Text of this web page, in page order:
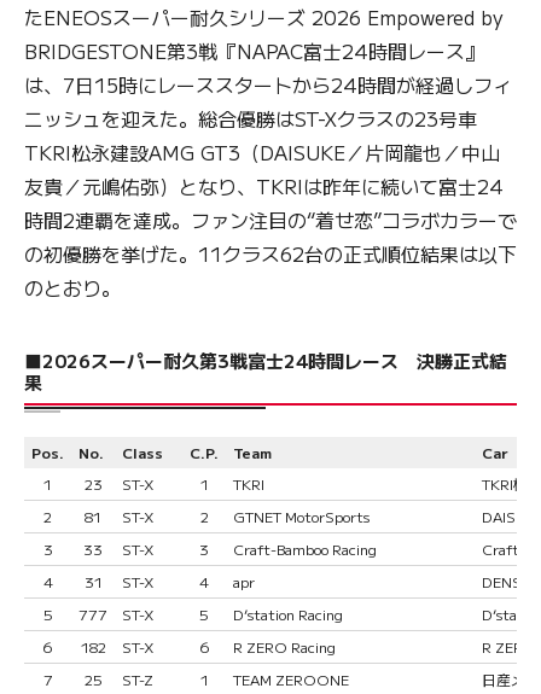
たENEOSスーパー耐久シリーズ 2026 Empowered by
BRIDGESTONE第3戦『NAPAC富士24時間レース』
は、7日15時にレーススタートから24時間が経過しフィ
ニッシュを迎えた。総合優勝はST-Xクラスの23号車
TKRI松永建設AMG GT3（DAISUKE／片岡龍也／中山
友貴／元嶋佑弥）となり、TKRIは昨年に続いて富士24
時間2連覇を達成。ファン注目の“着せ恋”コラボカラーで
の初優勝を挙げた。11クラス62台の正式順位結果は以下
のとおり。
■2026スーパー耐久第3戦富士24時間レース 決勝正式結
果
Pos. No. Class C.P. Team
Car
1
23 ST-X 1 TKRI
TKRI松
2
81 ST-X 2 GTNET MotorSports
3
33 ST-X 3 Craft-Bamboo Racing
Craft-
4
31 ST-X 4 apr
DENSO
5
777 ST-X 5 D’station Racing
6
182 ST-X 6 R ZERO Racing
R
7
25 ST-Z 1 TEAM ZEROONE
日産メ